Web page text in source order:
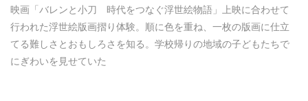
映画「バレンと小刀 時代をつなぐ浮世絵物語」上映に合わせて
行われた浮世絵版画摺り体験。順に色を重ね、一枚の版画に仕立
てる難しさとおもしろさを知る。学校帰りの地域の子どもたちで
にぎわいを見せていた